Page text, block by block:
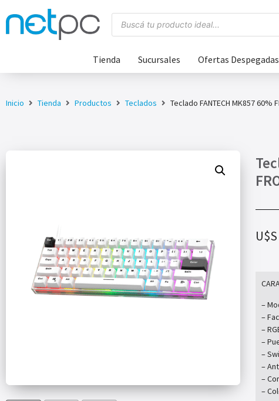
Tienda Sucursales Ofertas Despegadas
Inicio Tienda Productos Teclados Teclado FANTECH MK857 60%
U$S
–
–
–
–
–
–
–
–